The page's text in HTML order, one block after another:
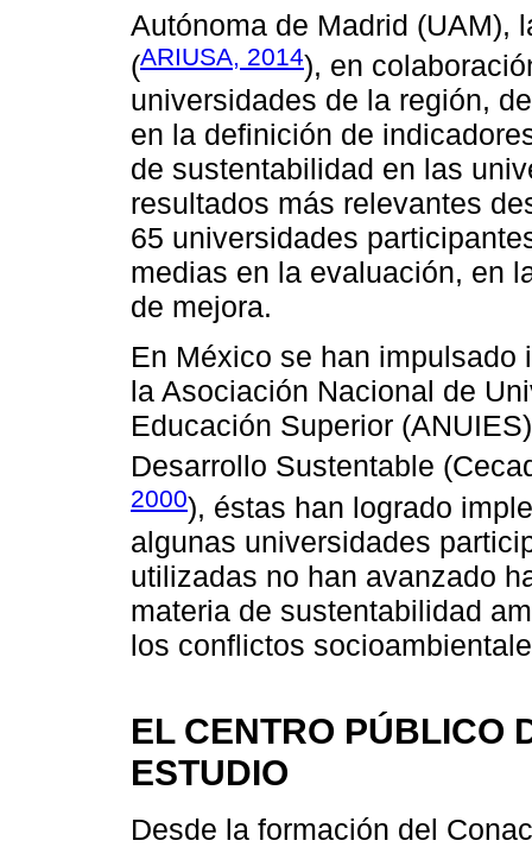
Autónoma de Madrid (UAM),
(ARIUSA, 2014), en
universidades de la región,
en la definición de
de sustentabilidad en las
resultados más relevantes
65 universidades
medias en la evaluación, en
de mejora.
En México se han
la Asociación Nacional de
Educación Superior
Desarrollo Sustentable
2000), éstas han logrado
algunas universidades
utilizadas no han avanzado
materia de sustentabilidad
los conflictos
EL CENTRO PÚBLICO
ESTUDIO
Desde la formación del